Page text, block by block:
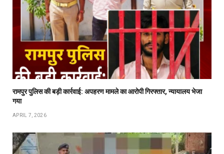
रामपुर पुलिस की बड़ी कार्रवाई: अपहरण मामले का आरोपी गिरफ्तार, न्यायालय भेजा
गया
APRIL 7, 2026